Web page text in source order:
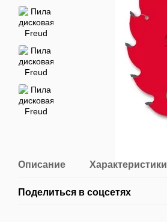
Описание Характеристики
Поделиться в соцсетях